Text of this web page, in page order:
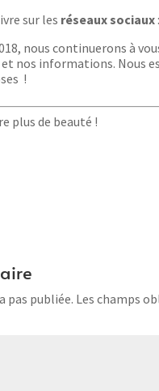
sur les réseaux sociaux :
nous continuerons à
nos informations. Nous
!
plus de beauté !
pas publiée. Les champs